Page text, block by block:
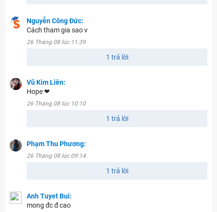
Nguyễn Công Đức:
Cách tham gia sao v
26 Tháng 08 lúc 11:39
1 trả lời
Vũ Kim Liên:
Hope ❤
26 Tháng 08 lúc 10:10
1 trả lời
Phạm Thu Phương:
26 Tháng 08 lúc 09:14
1 trả lời
Anh Tuyet Bui:
mong đc đ cao